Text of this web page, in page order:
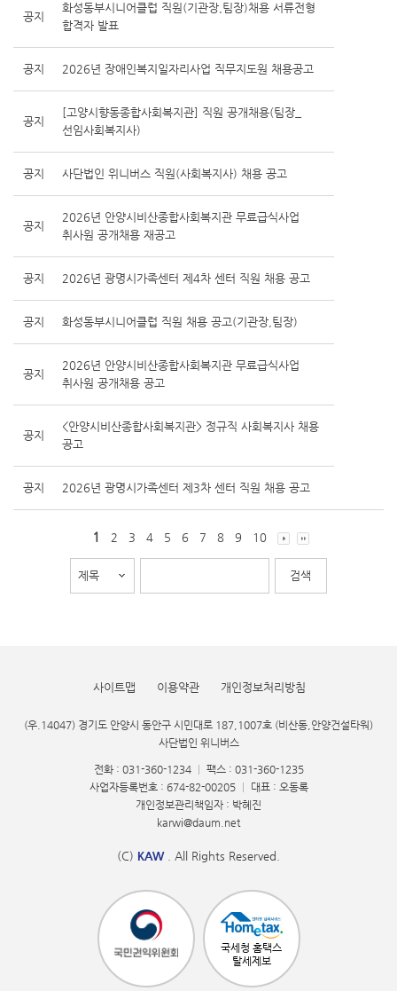
공지
화성동부시니어클럽 직원(기관장,팀장)채용 서류전형
합격자 발표
공지 2026년 장애인복지일자리사업 직무지도원 채용공고
공지
[고양시향동종합사회복지관] 직원 공개채용(팀장_
선임사회복지사)
공지 사단법인 위니버스 직원(사회복지사) 채용 공고
공지
2026년 안양시비산종합사회복지관 무료급식사업
취사원 공개채용 재공고
공지 2026년 광명시가족센터 제4차 센터 직원 채용 공고
공지 화성동부시니어클럽 직원 채용 공고(기관장,팀장)
공지
2026년 안양시비산종합사회복지관 무료급식사업
취사원 공개채용 공고
공지
<안양시비산종합사회복지관> 정규직 사회복지사 채용
공고
공지 2026년 광명시가족센터 제3차 센터 직원 채용 공고
1 2 3 4 5 6 7 8 9 10
사이트맵 이용약관 개인정보처리방침
(우.14047) 경기도 안양시 동안구 시민대로 187,1007호 (비산동,안양건설타워)
사단법인 위니버스
전화 : 031-360-1234
팩스 : 031-360-1235
사업자등록번호 : 674-82-00205
대표 : 오동록
개인정보관리책임자 : 박혜진
karwi@daum.net
(C) KAW . All Rights Reserved.
국세청 홈택스
탈세제보